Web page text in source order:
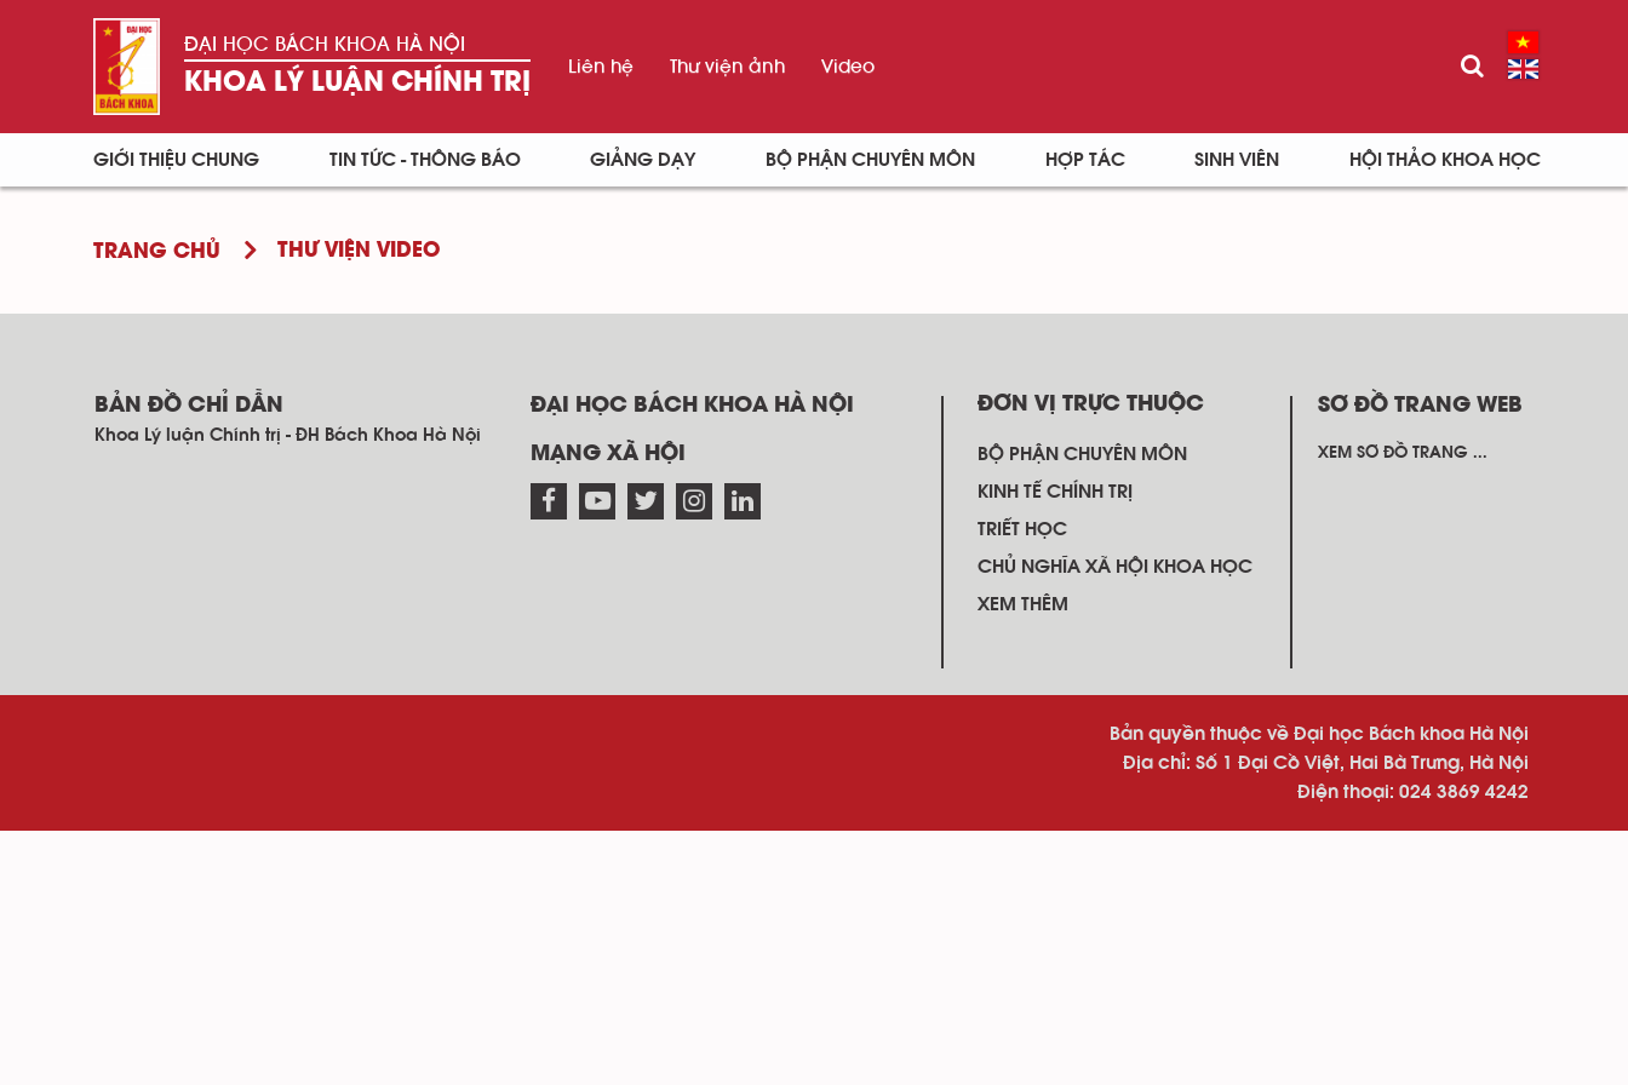
ĐẠI HỌC BÁCH KHOA HÀ NỘI
KHOA LÝ LUẬN CHÍNH TRỊ
Liên hệ Thư viện ảnh Video
GIỚI THIỆU CHUNG TIN TỨC - THÔNG BÁO GIẢNG DẠY BỘ PHẬN CHUYÊN MÔN HỢP TÁC SINH VIÊN HỘI THẢO KHOA HỌC
TRANG CHỦ THƯ VIỆN VIDEO
BẢN ĐỒ CHỈ DẪN
Khoa Lý luận Chính trị - ĐH Bách Khoa Hà Nội
ĐẠI HỌC BÁCH KHOA HÀ NỘI
MẠNG XÃ HỘI
ĐƠN VỊ TRỰC THUỘC
BỘ PHẬN CHUYÊN MÔN
KINH TẾ CHÍNH TRỊ
TRIẾT HỌC
CHỦ NGHĨA XÃ HỘI KHOA HỌC
XEM THÊM
SƠ ĐỒ TRANG WEB
XEM SƠ ĐỒ TRANG ...
Bản quyền thuộc về Đại học Bách khoa Hà Nội
Địa chỉ: Số 1 Đại Cồ Việt, Hai Bà Trưng, Hà Nội
Điện thoại: 024 3869 4242